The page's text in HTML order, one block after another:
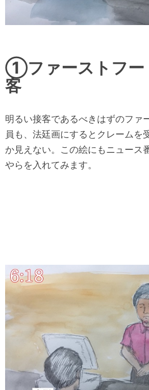
①ファーストフー
客
明るい接客であるべきはずのファ
員も、 法廷画にするとクレームを
か見えない。 この絵にもニュース
やらを入れてみます。